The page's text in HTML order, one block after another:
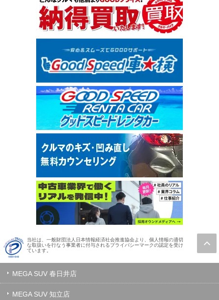
当社は、一般財団法人日本情報経済社会推進協会より、個人情報の適切
な取扱いを行なう事業者に付与されるプライバシーマークの認定を受け
ています。
MEGA SUV 春日井店
MEGA SUV 知立店